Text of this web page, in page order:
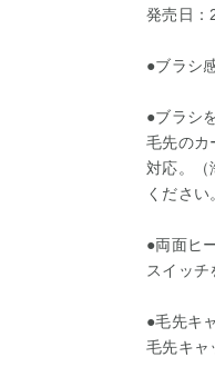
発売日：
●ブラシ
●ブラシ
毛先のカ
対応。（
ください
●両面ヒ
スイッチ
●毛先キ
毛先キャ